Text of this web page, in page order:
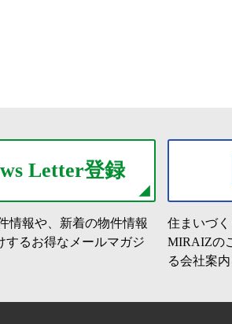
Letter登録
情報や、新着の物件情報
するお得なメールマガジ
住まいづく
MIRAIZの
る会社案